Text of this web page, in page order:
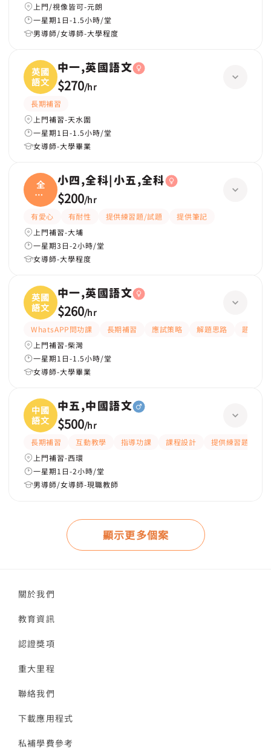
上門/視像皆可-元朗
一星期1日-1.5小時/堂
男導師/女導師-大學程度
英國
語文
中一,英國語文
$270/hr
長期補習
上門補習-天水圍
一星期1日-1.5小時/堂
女導師-大學畢業
全
科|
小五
小四,全科|小五,全科
$200/hr
有愛心 有耐性 提供練習題/試題
提供筆記
上門補習-大埔
一星期3日-2小時/堂
女導師-大學程度
英國
語文
中一,英國語文
$260/hr
WhatsAPP問功課 長期補習 應試策略 解題思路
題目講
上門補習-柴灣
一星期1日-1.5小時/堂
女導師-大學畢業
中國
語文
中五,中國語文
$500/hr
長期補習 互動教學 指導功課 課程設計
提供練習題/試題
上門補習-西環
一星期1日-2小時/堂
男導師/女導師-現職教師
顯示更多個案
關於我們
教育資訊
認證獎項
重大里程
聯絡我們
下載應用程式
私補學費參考